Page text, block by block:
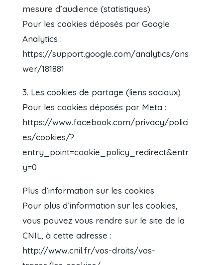
mesure d’audience (statistiques)
Pour les cookies déposés par Google
Analytics :
https://support.google.com/analytics/ans
wer/181881
3. Les cookies de partage (liens sociaux)
Pour les cookies déposés par Meta :
https://www.facebook.com/privacy/polici
es/cookies/?
entry_point=cookie_policy_redirect&entr
y=0
Plus d’information sur les cookies
Pour plus d’information sur les cookies,
vous pouvez vous rendre sur le site de la
CNIL, à cette adresse :
http://www.cnil.fr/vos-droits/vos-